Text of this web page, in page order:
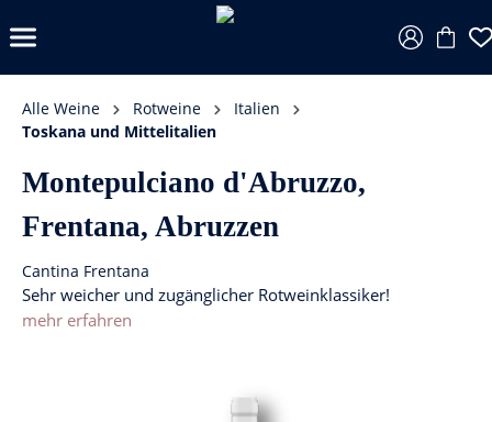
Alle Weine Rotweine
Italien
Toskana und Mittelitalien
Montepulciano d'Abruzzo,
Frentana, Abruzzen
Cantina Frentana
Sehr weicher und zugänglicher Rotweinklassiker!
mehr erfahren